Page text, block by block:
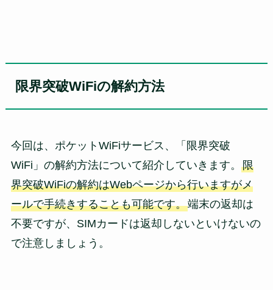
限界突破WiFiの解約方法
今回は、ポケットWiFiサービス、「限界突破
WiFi」の解約方法について紹介していきます。 限
界突破WiFiの解約はWebページから行いますがメ
ールで手続きすることも可能です。端末の返却は
不要ですが、SIMカードは返却しないといけないの
で注意しましょう。